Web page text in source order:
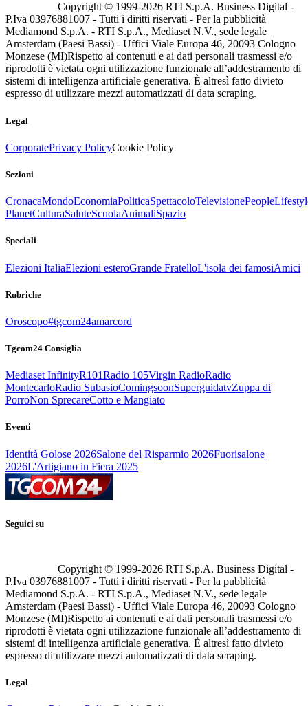
Copyright © 1999-2026 RTI S.p.A. Business Digital -
P.Iva 03976881007 - Tutti i diritti riservati - Per la pubblicità
Mediamond S.p.A. - RTI S.p.A., Mediaset N.V., sede legale
Amsterdam (Paesi Bassi) - Uffici Viale Europa 46, 20093 Cologno
Monzese (MI)Rispetto ai contenuti e ai dati personali trasmessi e/o
riprodotti è vietata ogni utilizzazione funzionale all’addestramento di
sistemi di intelligenza artificiale generativa. È altresì fatto divieto
espresso di utilizzare mezzi automatizzati di data scraping.
Legal
CorporatePrivacy PolicyCookie Policy
Sezioni
CronacaMondoEconomiaPoliticaSpettacoloTelevisionePeople
PlanetCulturaSaluteScuolaAnimaliSpazio
Speciali
Elezioni ItaliaElezioni esteroGrande FratelloL'isola dei famosiAmici
Rubriche
Oroscopo#tgcom24amarcord
Tgcom24 Consiglia
Mediaset InfinityR101Radio 105Virgin RadioRadio
MontecarloRadio SubasioComingsoonSuperguidatvZuppa di
PorroNon SprecareCotto e Mangiato
Eventi
Identità Golose 2026Salone del Risparmio 2026Fuorisalone
2026L'Artigiano in Fiera 2025
Seguici su
Copyright © 1999-2026 RTI S.p.A. Business Digital -
P.Iva 03976881007 - Tutti i diritti riservati - Per la pubblicità
Mediamond S.p.A. - RTI S.p.A., Mediaset N.V., sede legale
Amsterdam (Paesi Bassi) - Uffici Viale Europa 46, 20093 Cologno
Monzese (MI)Rispetto ai contenuti e ai dati personali trasmessi e/o
riprodotti è vietata ogni utilizzazione funzionale all’addestramento di
sistemi di intelligenza artificiale generativa. È altresì fatto divieto
espresso di utilizzare mezzi automatizzati di data scraping.
Legal